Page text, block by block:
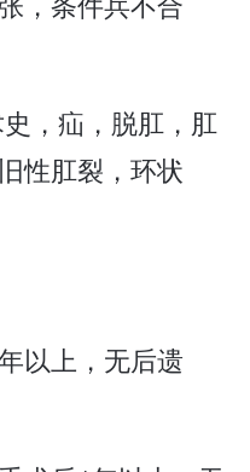
，疝，脱肛，肛
性肛裂，环状
以上，无后遗